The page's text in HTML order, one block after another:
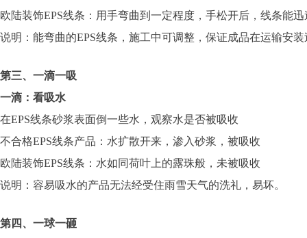
欧陆装饰EPS线条：用手弯曲到一定程度，手松开后，线条能
说明：能弯曲的EPS线条，施工中可调整，保证成品在运输安
第三、一滴一吸
一滴：看吸水
在EPS线条砂浆表面倒一些水，观察水是否被吸收
不合格EPS线条产品：水扩散开来，渗入砂浆，被吸收
欧陆装饰EPS线条：水如同荷叶上的露珠般，未被吸收
说明：容易吸水的产品无法经受住雨雪天气的洗礼，易坏。
第四、一球一砸